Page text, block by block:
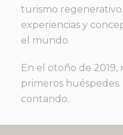
turismo
experiencias y
el mundo.
En el otoño de 2019,
primeros huéspedes.
contando.